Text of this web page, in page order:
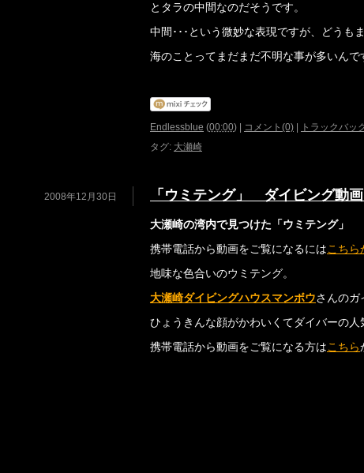
とタラの中間なのだそうです。
中間･･･という微妙な表現ですが、どうも
海のことってまだまだ不明な事が多いんで
Endlessblue (00:00) コメント(0)
トラックバッ
タグ: 大瀬崎
2008年12月30日 「ウミテング」 ダイビング動
大瀬崎の湾内で見つけた「ウミテング」
携帯電話から動画をご覧になるにはこちら
地味な色合いのウミテング。
大瀬崎ダイビングハウスマンボウさんのガ
ひょうきんな顔がかわいくてダイバーの人
携帯電話から動画をご覧になる方はこちら